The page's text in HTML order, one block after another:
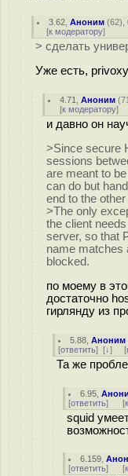
3.62 ,Аноним (62),
[к модератору]
> сделать
Уже есть,
4.71 ,Аноним (
[к модератору]
и давно он
>Since secure
sessions
are meant to
can do but
end to the
>The only
the client
server, so that
name matches
blocked.
по моему в
достаточно
гирлянду из
5.88 ,Аноним
[ответить] [↓] [
Та же
6.95 ,
[ответить] [
squid
6.159 ,
[ответить] [